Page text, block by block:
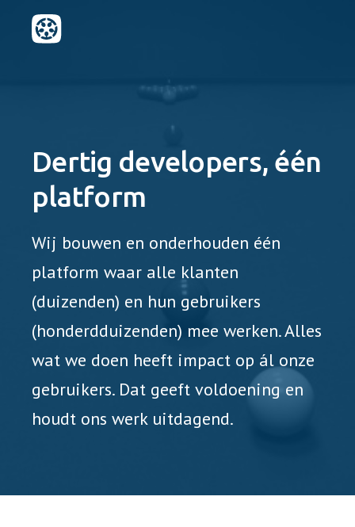
Dertig developers, één
platform
Wij bouwen en onderhouden één
platform waar alle klanten
(duizenden) en hun gebruikers
(honderdduizenden) mee werken. Alles
wat we doen heeft impact op ál onze
gebruikers. Dat geeft voldoening en
houdt ons werk uitdagend.